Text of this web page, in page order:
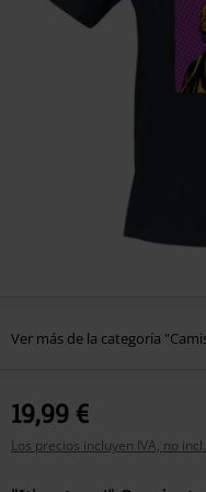
Ver más de la categoría
19,99 €
Los precios incluyen IVA, no